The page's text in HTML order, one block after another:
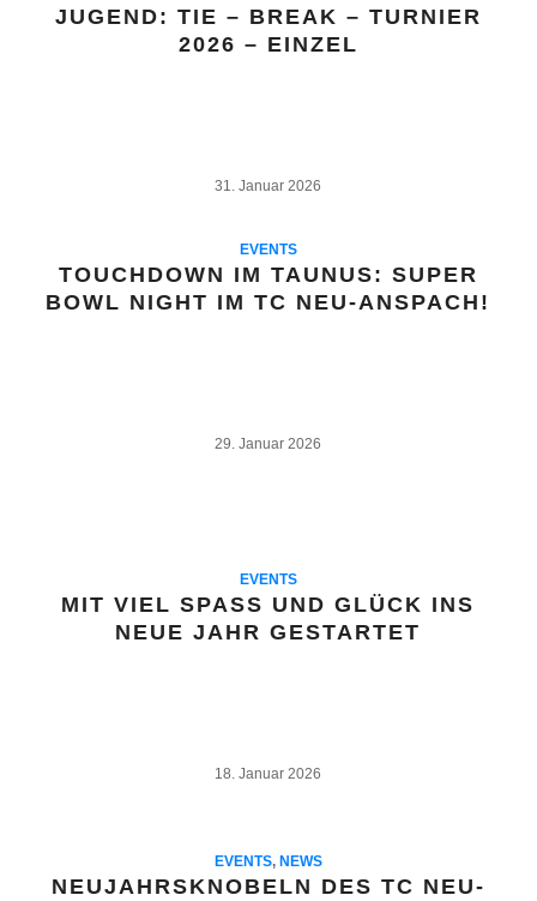
JUGEND: TIE – BREAK – TURNIER
2026 – EINZEL
31. Januar 2026
EVENTS
TOUCHDOWN IM TAUNUS: SUPER
BOWL NIGHT IM TC NEU-ANSPACH!
29. Januar 2026
EVENTS
MIT VIEL SPASS UND GLÜCK INS
NEUE JAHR GESTARTET
18. Januar 2026
EVENTS, NEWS
NEUJAHRSKNOBELN DES TC NEU-